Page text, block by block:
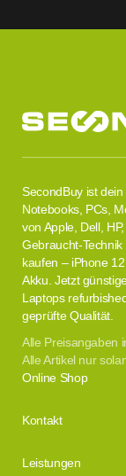
SecondBuy ist
Notebooks, PCs,
von Apple, Dell,
Gebraucht-
kaufen – iPhone
Akku. Jetzt
Laptops
geprüfte Qualität.
Alle Preisangaben
Alle Artikel nur
Online Shop
Kontakt
Leistungen